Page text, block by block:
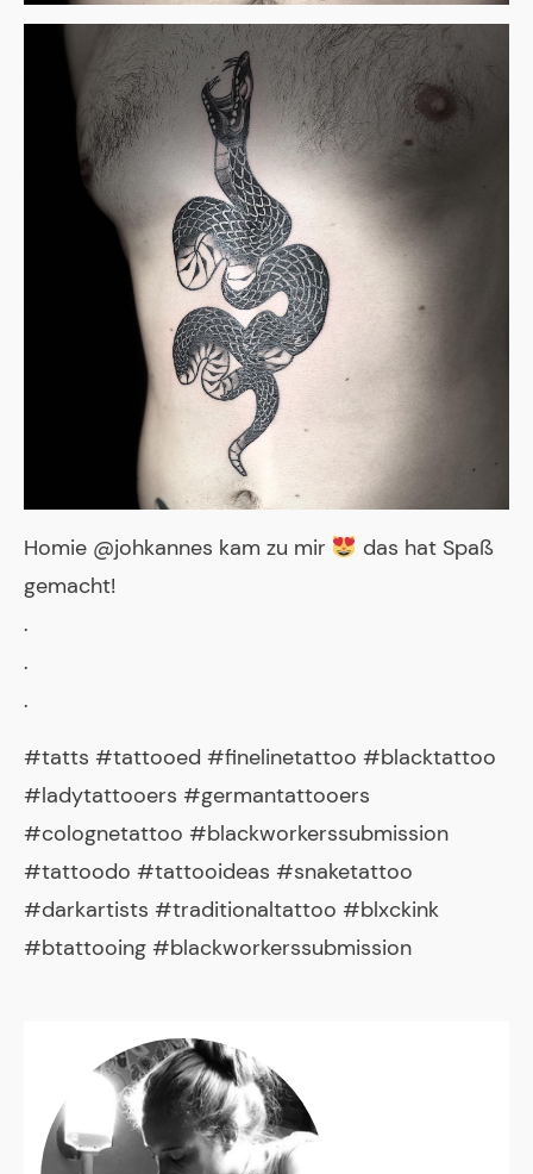
Homie @johkannes kam zu mir
das hat Spaß
gemacht!
.
.
.
#tatts #tattooed #finelinetattoo #blacktattoo
#ladytattooers #germantattooers
#colognetattoo #blackworkerssubmission
#tattoodo #tattooideas #snaketattoo
#darkartists #traditionaltattoo #blxckink
#btattooing #blackworkerssubmission